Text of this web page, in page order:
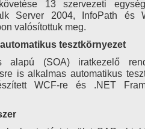
13 szervezeti
Server 2004, InfoPath és
valósítottuk meg.
tesztkörnyezet
alapú (SOA) iratkezelő
is alkalmas automatikus
WCF-re és .NET